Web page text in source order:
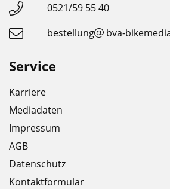
0521/59 55 40
bestellung
bva-
Service
Karriere
Mediadaten
Impressum
AGB
Datenschutz
Kontaktformular